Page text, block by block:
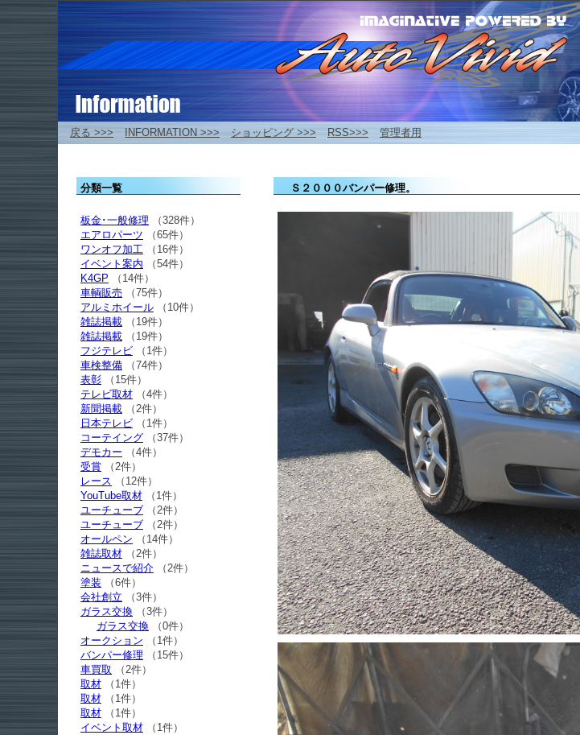
戻る >>> INFORMATION >>> ショッピング >>> RSS>>> 管理者用
Ｓ２０００バンパー修理。
分類一覧
板金･一般修理 （328件）
エアロパーツ （65件）
ワンオフ加工 （16件）
イベント案内 （54件）
K4GP （14件）
車輌販売 （75件）
アルミホイール （10件）
雑誌掲載 （19件）
雑誌掲載 （19件）
フジテレビ （1件）
車検整備 （74件）
表彰 （15件）
テレビ取材 （4件）
新聞掲載 （2件）
日本テレビ （1件）
コーテイング （37件）
デモカー （4件）
受賞 （2件）
レース （12件）
YouTube取材 （1件）
ユーチューブ （2件）
ユーチューブ （2件）
オールペン （14件）
雑誌取材 （2件）
ニュースで紹介 （2件）
塗装 （6件）
会社創立 （3件）
ガラス交換 （3件）
ガラス交換 （0件）
オークション （1件）
バンパー修理 （15件）
車買取 （2件）
取材 （1件）
取材 （1件）
取材 （1件）
イベント取材 （1件）